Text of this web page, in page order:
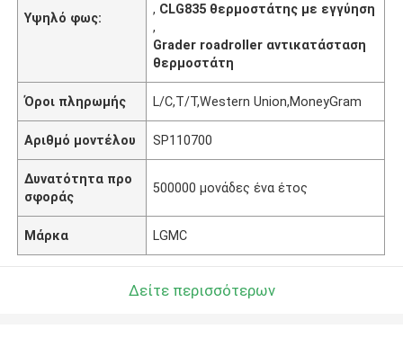
Υψηλό φως:
, CLG835 θερμοστάτης με εγγύηση
,
Grader roadroller αντικατάσταση
θερμοστάτη
Όροι πληρωμής L/C,T/T,Western Union,MoneyGram
Αριθμό μοντέλου SP110700
Δυνατότητα προ
σφοράς
500000 μονάδες ένα έτος
Μάρκα LGMC
Δείτε περισσότερων